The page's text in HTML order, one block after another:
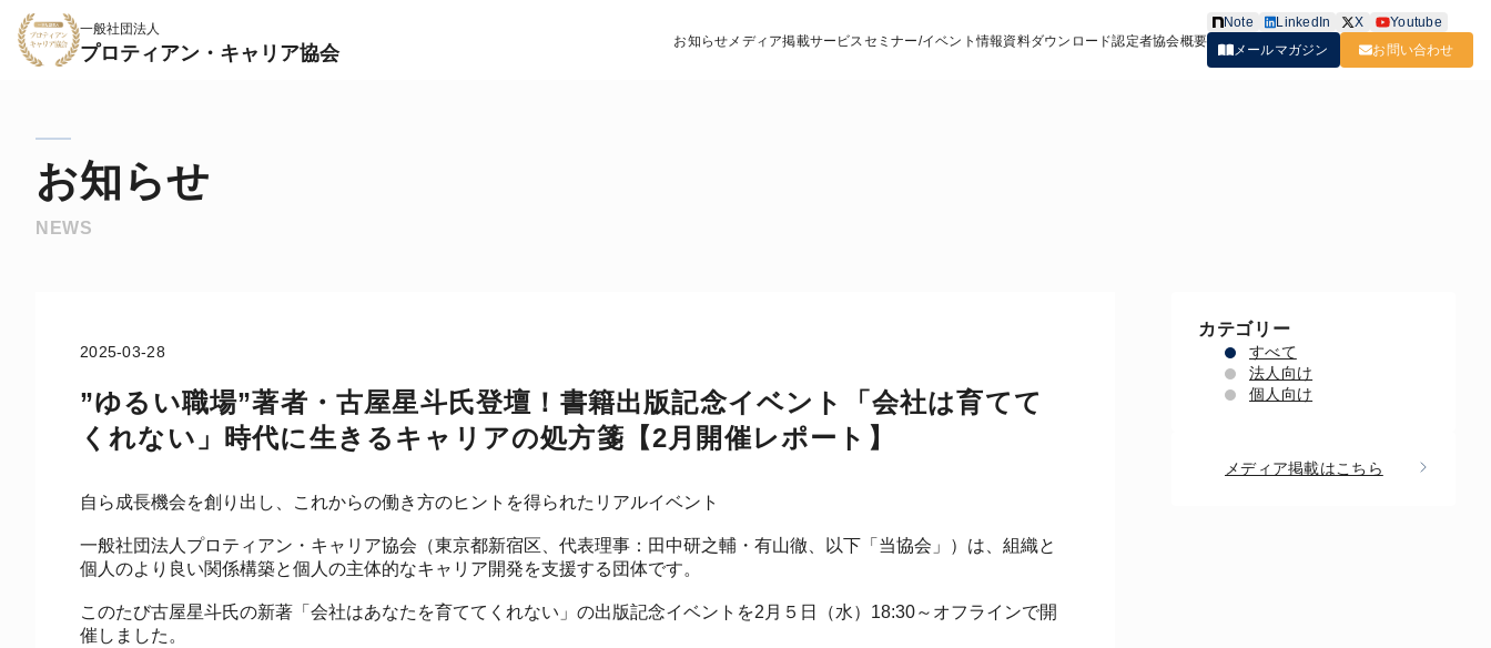
一般社団法人
プロティアン・キャリア協会
お知らせ メディア掲載サービス セミナー/イベント情報資料ダウンロード認定者協会概要
Note LinkedIn X
Youtube
メールマガジン
お問い合わせ
お知らせ
NEWS
2025-03-28
”ゆるい職場”著者・古屋星斗氏登壇！書籍出版記念イベント「会社は育てて
くれない」時代に生きるキャリアの処方箋【2月開催レポート】
自ら成長機会を創り出し、これからの働き方のヒントを得られたリアルイベント
一般社団法人プロティアン・キャリア協会（東京都新宿区、代表理事：田中研之輔・有山徹、以下「当協会」）は、組織と
個人のより良い関係構築と個人の主体的なキャリア開発を支援する団体です。
このたび古屋星斗氏の新著「会社はあなたを育ててくれない」の出版記念イベントを2月５日（水）18:30～オフラインで開
催しました。
カテゴリー
すべて
法人向け
個人向け
メディア掲載はこちら